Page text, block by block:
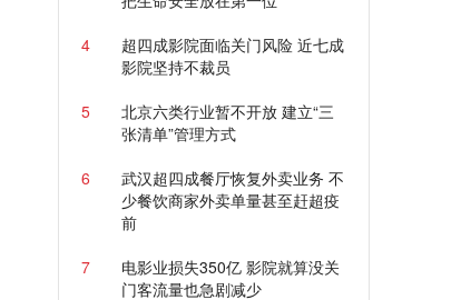
4
超四成影院面临关门风险 近七成
影院坚持不裁员
5
北京六类行业暂不开放 建立“三
张清单”管理方式
6
武汉超四成餐厅恢复外卖业务 不
少餐饮商家外卖单量甚至赶超疫
前
7
电影业损失350亿 影院就算没关
门客流量也急剧减少